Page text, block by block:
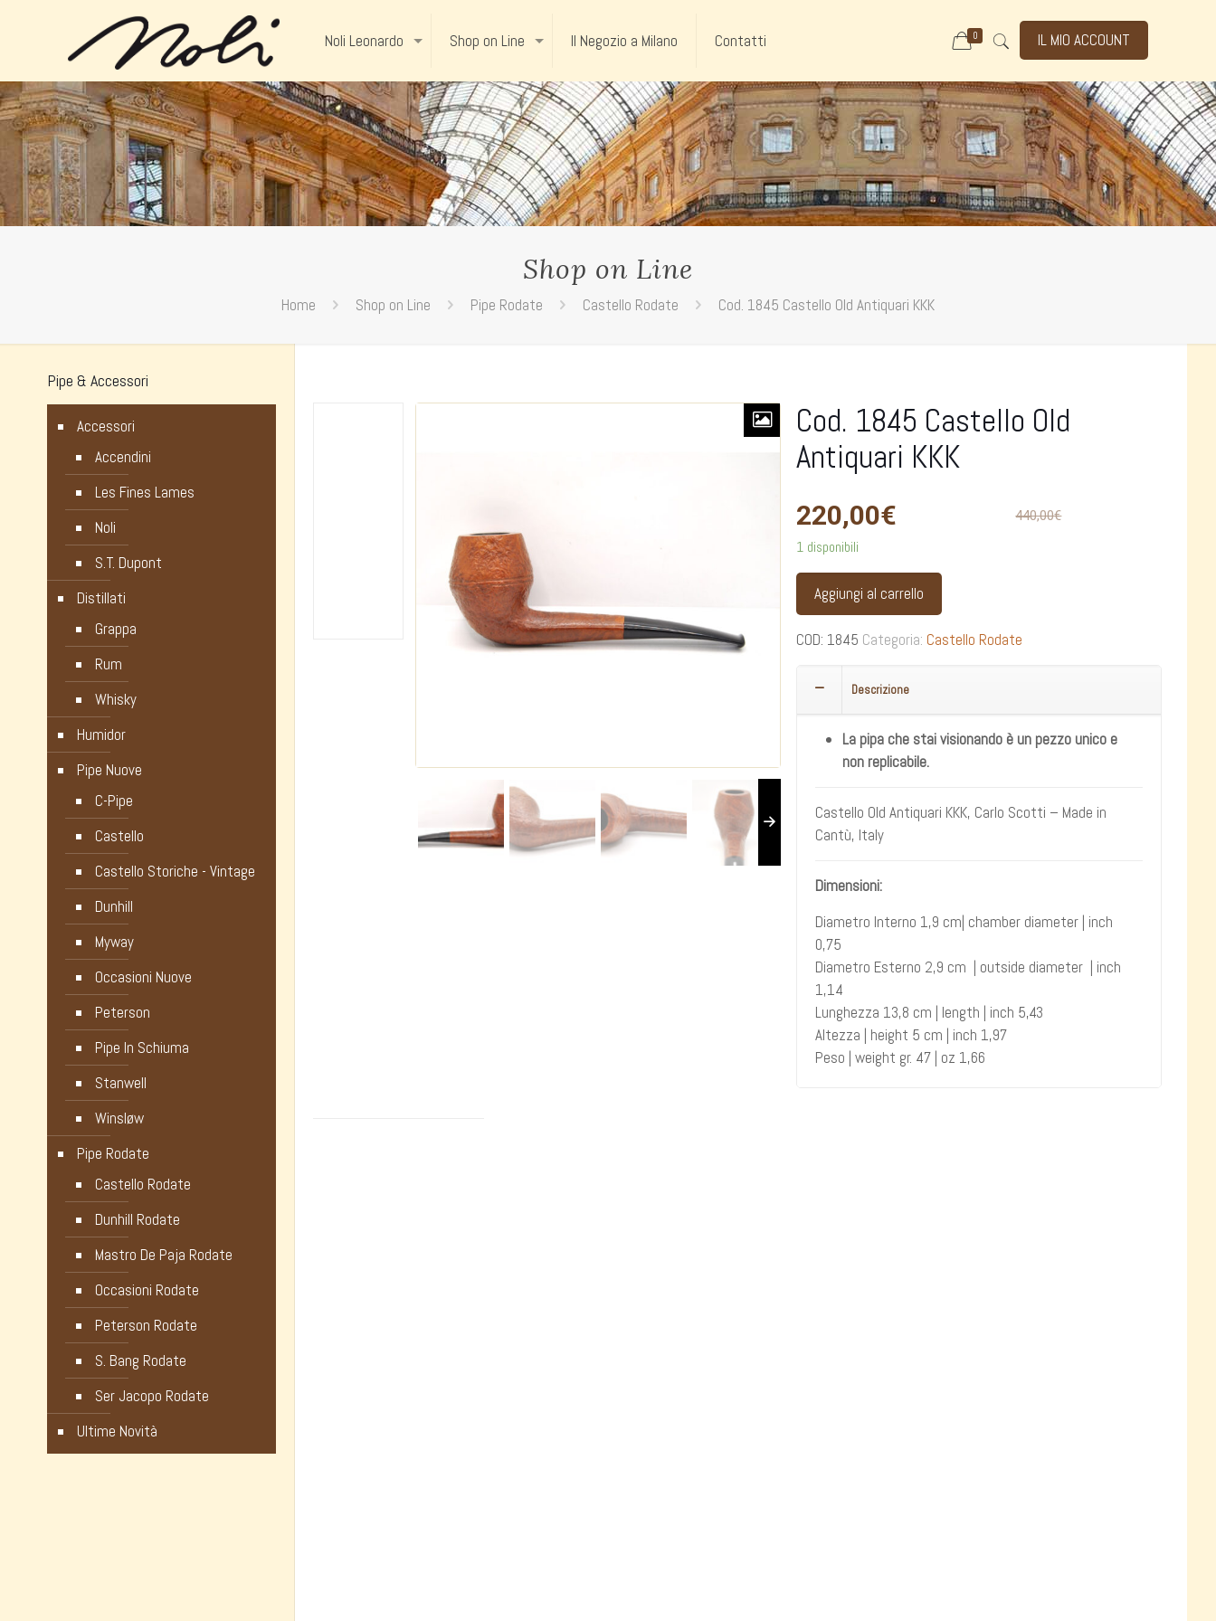
Noli Leonardo Shop on Line Il Negozio a Milano Contatti 0 IL MIO ACCOUNT
Shop on Line
Home Shop on Line Pipe Rodate Castello Rodate Cod. 1845 Castello Old Antiquari KKK
Cod. 1845 Castello Old
Antiquari KKK
440,00€
220,00€
1 disponibili
Aggiungi al carrello
COD: 1845 Categoria: Castello Rodate
Descrizione
La pipa che stai visionando è un pezzo unico e
non replicabile.
Castello Old Antiquari KKK, Carlo Scotti – Made in
Cantù, Italy
Dimensioni:
Diametro Interno 1,9 cm| chamber diameter | inch
0,75
Diametro Esterno 2,9 cm | outside diameter | inch
1,14
Lunghezza 13,8 cm | length | inch 5,43
Altezza | height 5 cm | inch 1,97
Peso | weight gr. 47 | oz 1,66
Pipe & Accessori
Accessori
Accendini
Les Fines Lames
Noli
S.T. Dupont
Distillati
Grappa
Rum
Whisky
Humidor
Pipe Nuove
C-Pipe
Castello
Castello Storiche - Vintage
Dunhill
Myway
Occasioni Nuove
Peterson
Pipe In Schiuma
Stanwell
Winsløw
Pipe Rodate
Castello Rodate
Dunhill Rodate
Mastro De Paja Rodate
Occasioni Rodate
Peterson Rodate
S. Bang Rodate
Ser Jacopo Rodate
Ultime Novità